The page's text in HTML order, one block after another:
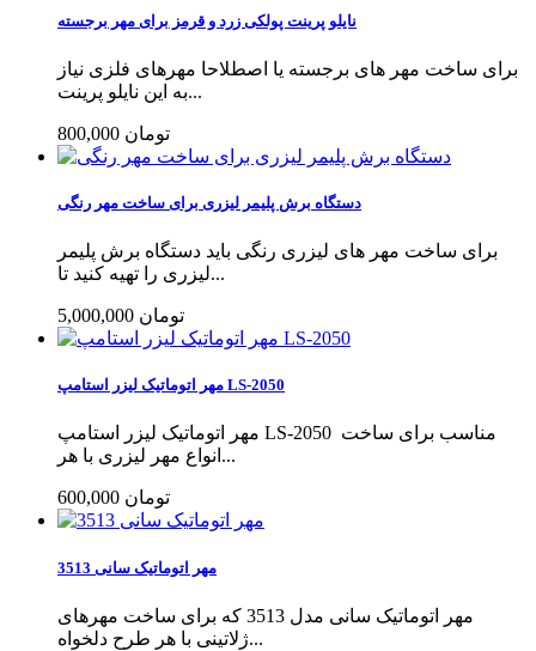
نایلو پرینت پولکی زرد و قرمز برای مهر برجسته
برای ساخت مهر های برجسته یا اصطلاحا مهرهای فلزی نیاز
به این نایلو پرینت...
800,000 تومان
دستگاه برش پلیمر لیزری برای ساخت مهر رنگی
برای ساخت مهر های لیزری رنگی باید دستگاه برش پلیمر
لیزری را تهیه کنید تا...
5,000,000 تومان
مهر اتوماتیک لیزر استامپ LS-2050
مهر اتوماتیک لیزر استامپ LS-2050 مناسب برای ساخت
انواع مهر لیزری با هر...
600,000 تومان
مهر اتوماتیک سانی 3513
مهر اتوماتیک سانی مدل 3513 که برای ساخت مهرهای
ژلاتینی با هر طرح دلخواه...